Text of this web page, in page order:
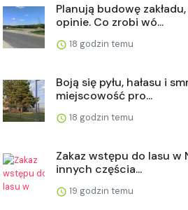
Planują budowę
opinie. Co zrobi wó...
18 godzin temu
Boją się pyłu, hałasu i
miejscowość pro...
18 godzin temu
Zakaz wstępu do lasu w
innych częścia...
19 godzin temu